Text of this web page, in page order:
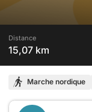
Distance
15,07 km
Marche nordique